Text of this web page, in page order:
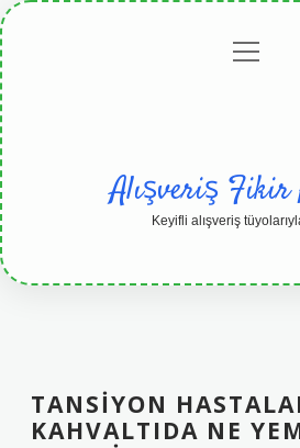
Gizlilikmenüyü
Alışveriş Fikir
Keyifli alışveriş
TANSIYON
KAHVALTIDA NE